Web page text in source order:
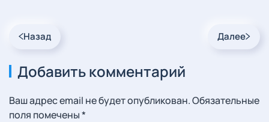
Назад Далее
Добавить комментарий
Ваш адрес email не будет опубликован. Обязательные
поля помечены*